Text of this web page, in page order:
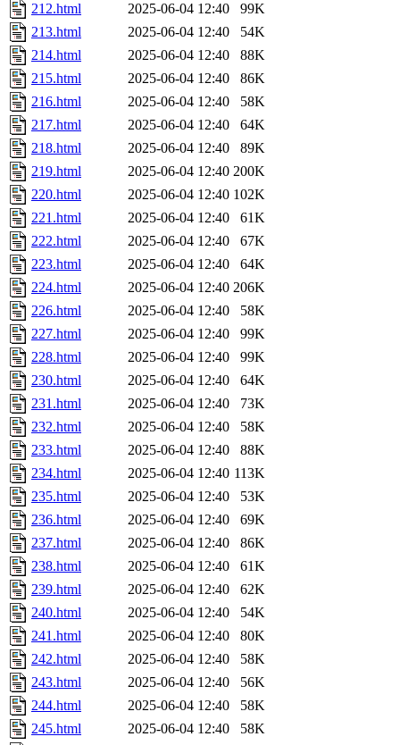
212.html
2025-06-04 12:40
99K
213.html
2025-06-04 12:40
54K
214.html
2025-06-04 12:40
88K
215.html
2025-06-04 12:40
86K
216.html
2025-06-04 12:40
58K
217.html
2025-06-04 12:40
64K
218.html
2025-06-04 12:40
89K
219.html
2025-06-04 12:40 200K
220.html
2025-06-04 12:40 102K
221.html
2025-06-04 12:40
61K
222.html
2025-06-04 12:40
67K
223.html
2025-06-04 12:40
64K
224.html
2025-06-04 12:40 206K
226.html
2025-06-04 12:40
58K
227.html
2025-06-04 12:40
99K
228.html
2025-06-04 12:40
99K
230.html
2025-06-04 12:40
64K
231.html
2025-06-04 12:40
73K
232.html
2025-06-04 12:40
58K
233.html
2025-06-04 12:40
88K
234.html
2025-06-04 12:40 113K
235.html
2025-06-04 12:40
53K
236.html
2025-06-04 12:40
69K
237.html
2025-06-04 12:40
86K
238.html
2025-06-04 12:40
61K
239.html
2025-06-04 12:40
62K
240.html
2025-06-04 12:40
54K
241.html
2025-06-04 12:40
80K
242.html
2025-06-04 12:40
58K
243.html
2025-06-04 12:40
56K
244.html
2025-06-04 12:40
58K
245.html
2025-06-04 12:40
58K